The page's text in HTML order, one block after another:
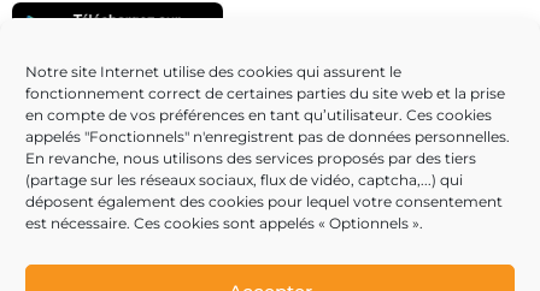
Notre site Internet utilise des cookies qui assurent le
fonctionnement correct de certaines parties du site web et la prise
en compte de vos préférences en tant qu’utilisateur. Ces cookies
appelés "Fonctionnels" n'enregistrent pas de données personnelles.
En revanche, nous utilisons des services proposés par des tiers
(partage sur les réseaux sociaux, flux de vidéo, captcha,...) qui
déposent également des cookies pour lequel votre consentement
est nécessaire. Ces cookies sont appelés « Optionnels ».
Partenaires